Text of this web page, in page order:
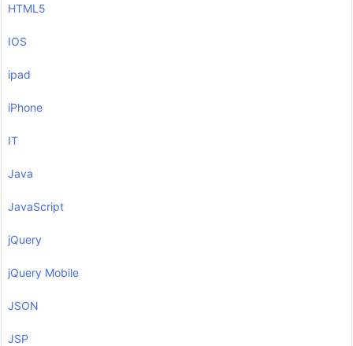
HTML5
IOS
ipad
iPhone
IT
Java
JavaScript
jQuery
jQuery Mobile
JSON
JSP